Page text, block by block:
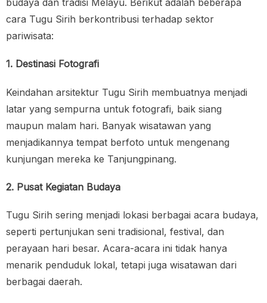
budaya dan tradisi Melayu. Berikut adalah beberapa
cara Tugu Sirih berkontribusi terhadap sektor
pariwisata:
1. Destinasi Fotografi
Keindahan arsitektur Tugu Sirih membuatnya menjadi
latar yang sempurna untuk fotografi, baik siang
maupun malam hari. Banyak wisatawan yang
menjadikannya tempat berfoto untuk mengenang
kunjungan mereka ke Tanjungpinang.
2. Pusat Kegiatan Budaya
Tugu Sirih sering menjadi lokasi berbagai acara budaya,
seperti pertunjukan seni tradisional, festival, dan
perayaan hari besar. Acara-acara ini tidak hanya
menarik penduduk lokal, tetapi juga wisatawan dari
berbagai daerah.